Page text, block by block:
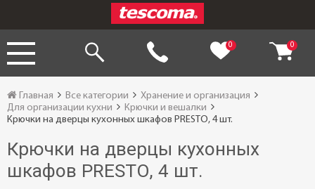
0 0
Главная Все категории
Хранение и организация
Для организации кухни
Крючки и вешалки
Крючки на дверцы кухонных шкафов PRESTO, 4 шт.
Крючки на дверцы кухонных
шкафов PRESTO, 4 шт.